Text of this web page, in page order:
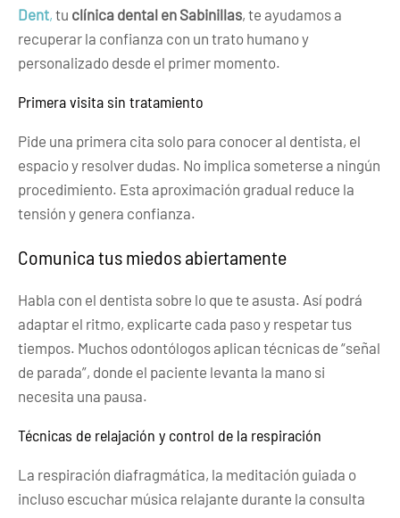
Dent, tu clínica dental en Sabinillas, te ayudamos a
recuperar la confianza con un trato humano y
personalizado desde el primer momento.
Primera visita sin tratamiento
Pide una primera cita solo para conocer al dentista, el
espacio y resolver dudas. No implica someterse a ningún
procedimiento. Esta aproximación gradual reduce la
tensión y genera confianza.
Comunica tus miedos abiertamente
Habla con el dentista sobre lo que te asusta. Así podrá
adaptar el ritmo, explicarte cada paso y respetar tus
tiempos. Muchos odontólogos aplican técnicas de “señal
de parada”, donde el paciente levanta la mano si
necesita una pausa.
Técnicas de relajación y control de la respiración
La respiración diafragmática, la meditación guiada o
incluso escuchar música relajante durante la consulta